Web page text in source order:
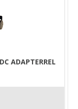
ADAPTERREL